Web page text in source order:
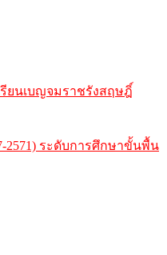
รียนเบญจมราชรังสฤษฎิ์
2571) ระดับการศึกษาขั้นพื้น